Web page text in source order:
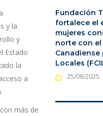
y la
y
Estado
la
a
más de
Fundación
fortalece el
mujeres
norte con
Canadiense
Locales
25/08/2025